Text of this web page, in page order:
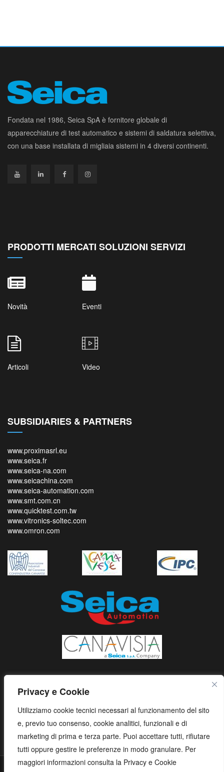
Privacy e Cookie
Utilizziamo cookie tecnici necessari al funzionamento del sito
e, previo tuo consenso, cookie analitici, funzionali e di
marketing di prima e terza parte. Puoi accettare tutti, rifiutare
tutti oppure gestire le preferenze in modo granulare. Per
maggiori informazioni consulta la Privacy e Cookie
Fondata nel 1986, Seica SpA è fornitore globale di
apparecchiature di test automatico e sistemi di saldatura selettiva,
con una base installata di migliaia sistemi in 4 diversi continenti.
PRODOTTI MERCATI SOLUZIONI SERVIZI
Novità Eventi
Articoli Video
SUBSIDIARIES & PARTNERS
www.proximasrl.eu
www.seica.fr
www.seica-na.com
www.seicachina.com
www.seica-automation.com
www.smt.com.cn
www.quicktest.com.tw
www.vitronics-soltec.com
www.omron.com